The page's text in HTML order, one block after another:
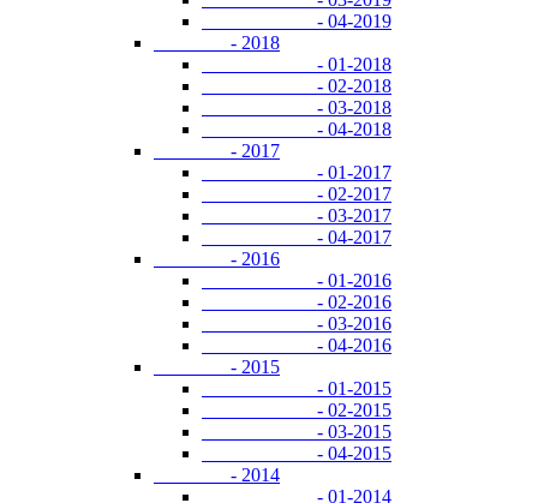
- 04-2019
- 2018
- 01-2018
- 02-2018
- 03-2018
- 04-2018
- 2017
- 01-2017
- 02-2017
- 03-2017
- 04-2017
- 2016
- 01-2016
- 02-2016
- 03-2016
- 04-2016
- 2015
- 01-2015
- 02-2015
- 03-2015
- 04-2015
- 2014
- 01-2014